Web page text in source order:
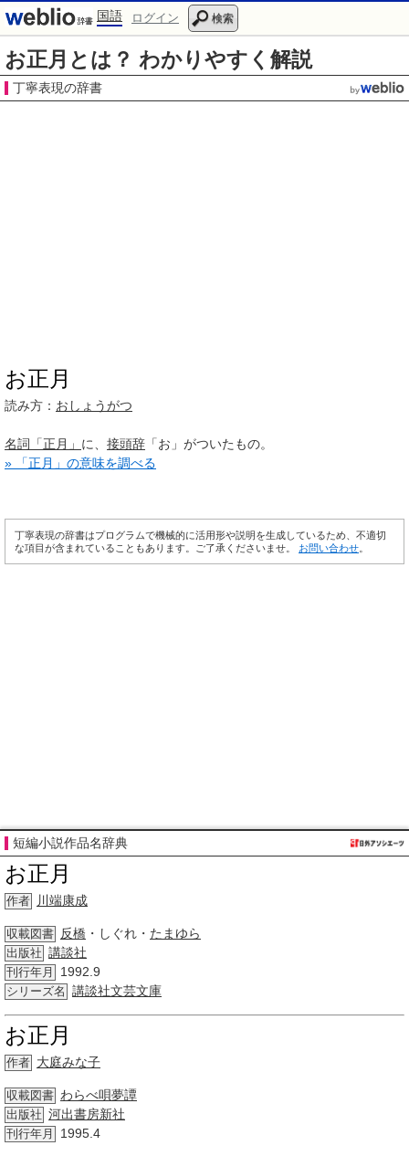
国語 ログイン 検索
お正月とは？ わかりやすく解説
丁寧表現の辞書
お正月
読み方： おしょうがつ
名詞 「正月」 に、 接頭辞 「お」がついたもの。
» 「正月」の意味を調べる
丁寧表現の辞書はプログラムで機械的に活用形や説明を生成しているため、不適切
な項目が含まれていることもあります。ご了承くださいませ。 お問い合わせ
短編小説作品名辞典
お正月
作者 川端康成
収載図書 反橋 ・しぐれ・ たまゆら
出版社 講談社
刊行年月 1992.9
シリーズ名 講談社文芸文庫
お正月
作者 大庭みな子
収載図書 わらべ唄夢譚
出版社 河出書房新社
刊行年月 1995.4